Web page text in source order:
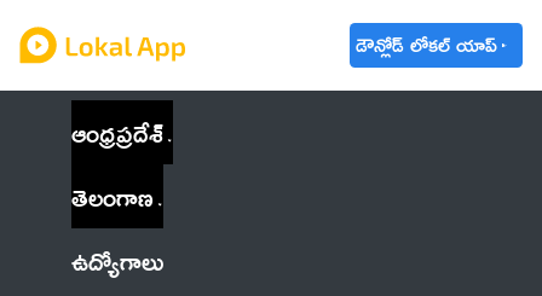
డౌన్లోడ్ లోకల్ యాప్
ఆంధ్రప్రదేశ్
తెలంగాణ
ఉద్యోగాలు